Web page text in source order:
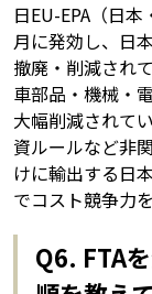
日EU-EPA（日
月に発効し、日
撤廃・削減され
車部品・機械・
大幅削減されて
資ルールなど非
けに輸出する日
でコスト競争力
Q6. FTA